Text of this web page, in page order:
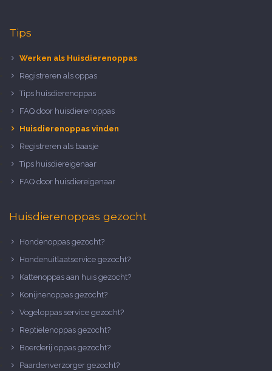
Tips
Werken als Huisdierenoppas
Registreren als oppas
Tips huisdierenoppas
FAQ door huisdierenoppas
Huisdierenoppas vinden
Registreren als baasje
Tips huisdiereigenaar
FAQ door huisdiereigenaar
Huisdierenoppas gezocht
Hondenoppas gezocht?
Hondenuitlaatservice gezocht?
Kattenoppas aan huis gezocht?
Konijnenoppas gezocht?
Vogeloppas service gezocht?
Reptielenoppas gezocht?
Boerderij oppas gezocht?
Paardenverzorger gezocht?